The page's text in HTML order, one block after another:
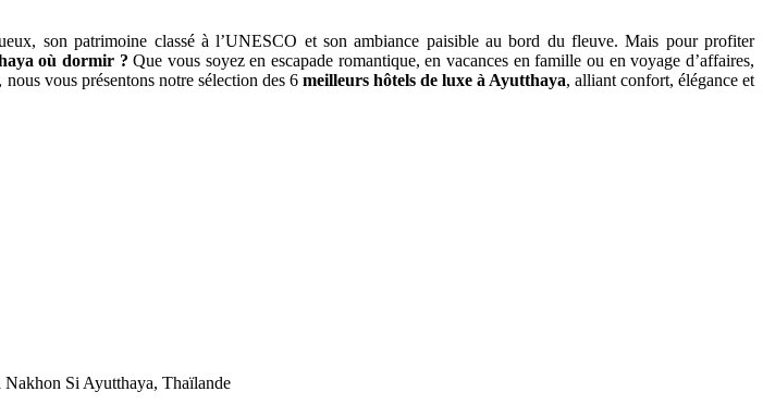
son patrimoine classé à l’UNESCO et son ambiance paisible au bord du fleuve. Mais pour profiter
où dormir ? Que vous soyez en escapade romantique, en vacances en famille ou en voyage d’affaires,
vous présentons notre sélection des 6 meilleurs hôtels de luxe à Ayutthaya, alliant confort, élégance et
Si Ayutthaya, Thaïlande